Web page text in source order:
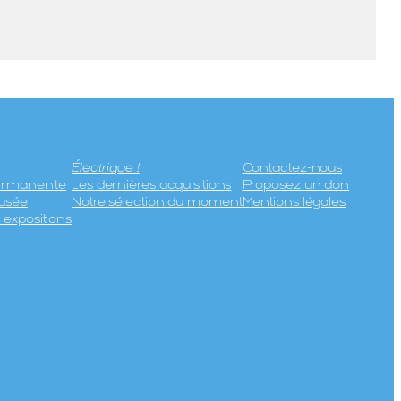
Électrique !
Les dernières acquisitions
Notre sélection du moment
Contactez-nous
Proposez un don
Mentions légales